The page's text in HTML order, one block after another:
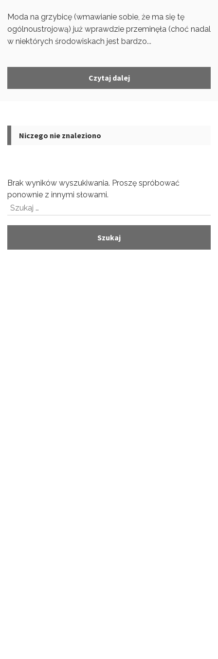
Moda na grzybicę (wmawianie sobie, że ma się tę
ogólnoustrojową) już wprawdzie przeminęła (choć nadal
w niektórych środowiskach jest bardzo...
Czytaj dalej
Niczego nie znaleziono
Brak wyników wyszukiwania. Proszę spróbować
ponownie z innymi słowami.
Szukaj: